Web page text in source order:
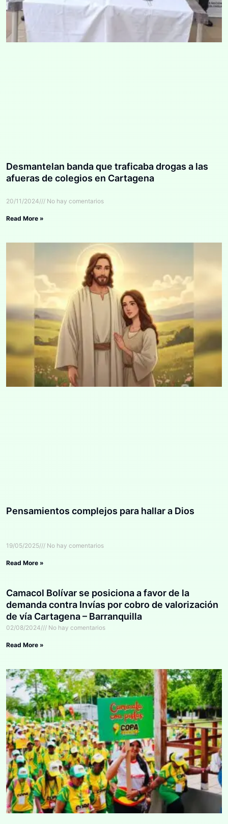
Desmantelan banda que traficaba drogas a las
afueras de colegios en Cartagena
20/11/2024 No hay comentarios
Read More »
Pensamientos complejos para hallar a Dios
19/05/2025 No hay comentarios
Read More »
Camacol Bolívar se posiciona a favor de la
demanda contra Invías por cobro de valorización
de vía Cartagena – Barranquilla
02/08/2024 No hay comentarios
Read More »